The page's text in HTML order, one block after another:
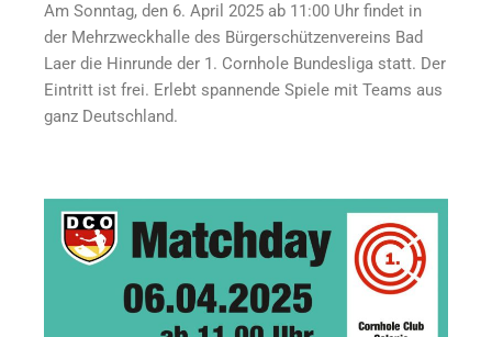
Am Sonntag, den 6. April 2025 ab 11:00 Uhr findet in
der Mehrzweckhalle des Bürgerschützenvereins Bad
Laer die Hinrunde der 1. Cornhole Bundesliga statt. Der
Eintritt ist frei. Erlebt spannende Spiele mit Teams aus
ganz Deutschland.